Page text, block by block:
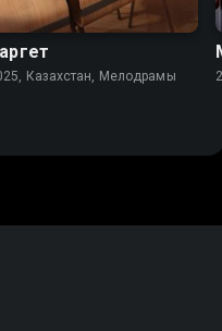
Казахстан, Мелодрамы